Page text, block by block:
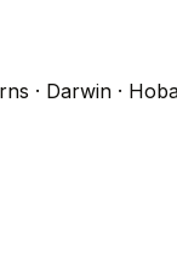
· Darwin ·